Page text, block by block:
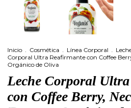
Inicio . Cosmética . Línea Corporal .
Corporal Ultra Reafirmante con Coffee
Orgánico de Oliva
Leche Corporal
con Coffee Berry,